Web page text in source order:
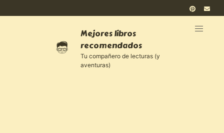
Mejores libros
recomendados
Tu compañero de lecturas (y
aventuras)